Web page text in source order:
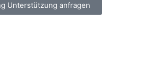
Unterstützung anfragen